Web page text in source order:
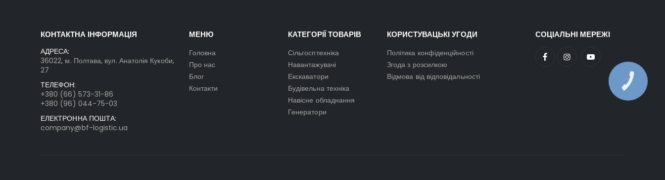
КОНТАКТНА ІНФОРМАЦІЯ
АДРЕСА:
36022, м. Полтава, вул. Анатолія Кукоби,
27
ТЕЛЕФОН:
+380 (66) 573-31-86
+380 (96) 044-75-03
ЕЛЕКТРОННА ПОШТА:
company@bf-logistic.ua
МЕНЮ
Головна
Про нас
Блог
Контакти
КАТЕГОРІЇ ТОВАРІВ
Сільгосптехніка
Навантажувачі
Екскаватори
Будівельна техніка
Навісне обладнання
Генератори
КОРИСТУВАЦЬКІ УГОДИ
Політика конфіденційності
Згода з розсилкою
Відмова від відповідальності
СОЦІАЛЬНІ МЕРЕЖІ
КНОПКА
ЗВ'ЯЗКУ